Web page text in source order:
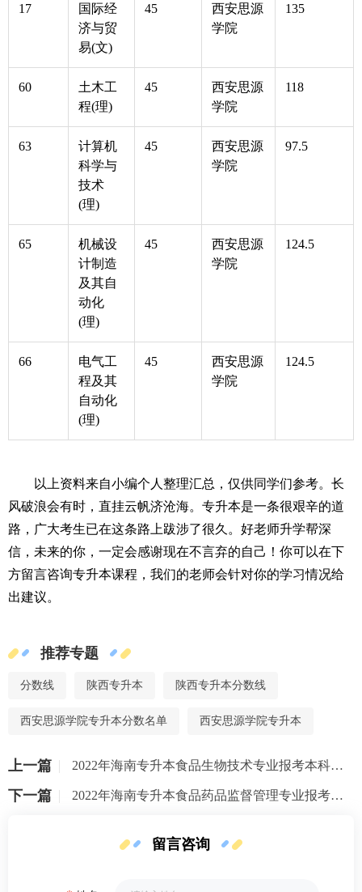
17
国际经
济与贸
易(文)
45
西安思源
学院
135
60
土木工
程(理)
45
西安思源
学院
118
63
计算机
科学与
技术
(理)
45
西安思源
学院
97.5
65
机械设
计制造
及其自
动化
(理)
45
西安思源
学院
124.5
66
电气工
程及其
自动化
(理)
45
西安思源
学院
124.5
以上资料来自小编个人整理汇总，仅供同学们参考。长
风破浪会有时，直挂云帆济沧海。专升本是一条很艰辛的道
路，广大考生已在这条路上跋涉了很久。好老师升学帮深
信，未来的你，一定会感谢现在不言弃的自己！你可以在下
方留言咨询专升本课程，我们的老师会针对你的学习情况给
出建议。
推荐专题
分数线 陕西专升本 陕西专升本分数线
西安思源学院专升本分数名单 西安思源学院专升本
上一篇 2022年海南专升本食品生物技术专业报考本科院校及专业对照表一览
下一篇 2022年海南专升本食品药品监督管理专业报考本科院校及专业对照表一览
留言咨询